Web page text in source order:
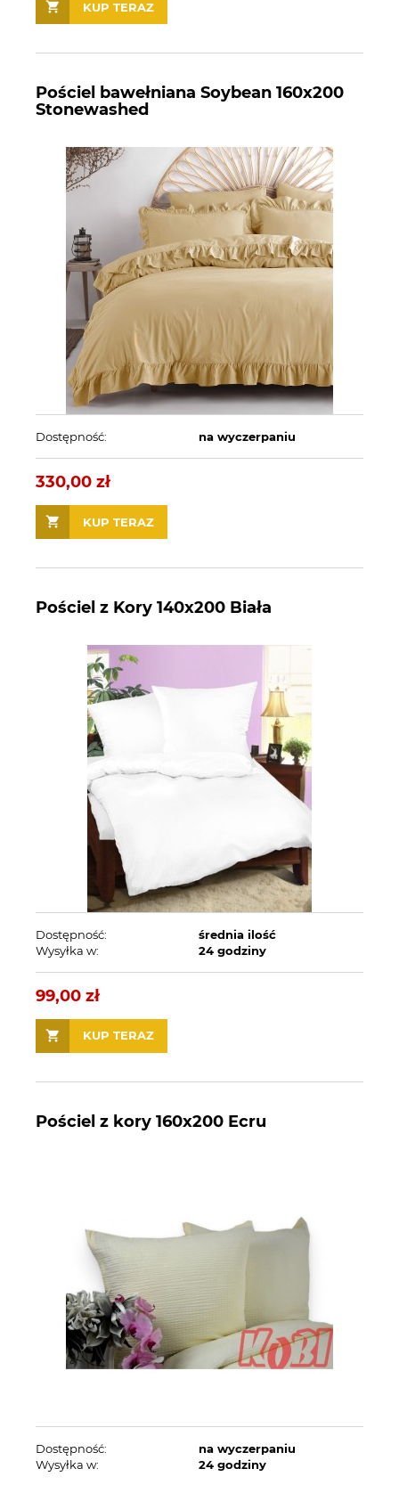
KUP TERAZ
Pościel bawełniana Soybean 160x200
Stonewashed
Dostępność: na wyczerpaniu
330,00 zł
KUP TERAZ
Pościel z Kory 140x200 Biała
Dostępność:
średnia ilość
Wysyłka w:
24 godziny
99,00 zł
KUP TERAZ
Pościel z kory 160x200 Ecru
Dostępność:
na wyczerpaniu
Wysyłka w:
24 godziny